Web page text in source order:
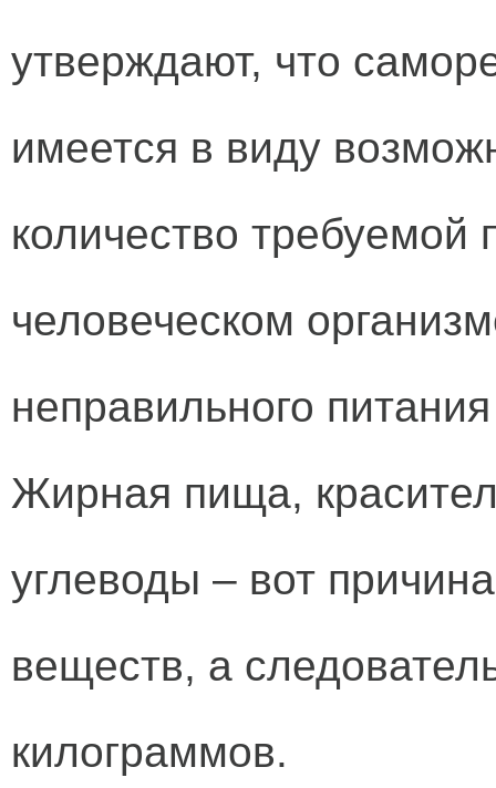
утверждают, что
имеется в виду
количество
человеческом
неправильного
Жирная пища,
углеводы – вот
веществ, а
килограммов.